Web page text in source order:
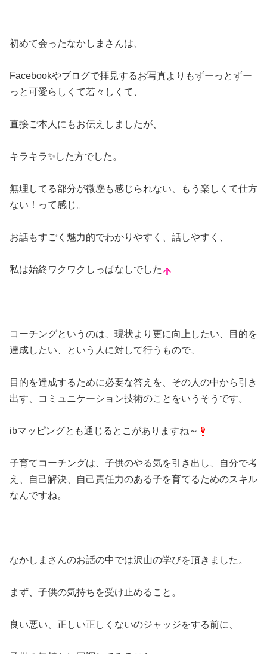
初めて会ったなかしまさんは、
Facebookやブログで拝見するお写真よりもずーっとずー
っと可愛らしくて若々しくて、
直接ご本人にもお伝えしましたが、
キラキラ✨した方でした。
無理してる部分が微塵も感じられない、もう楽しくて仕方
ない！って感じ。
お話もすごく魅力的でわかりやすく、話しやすく、
私は始終ワクワクしっぱなしでした
コーチングというのは、現状より更に向上したい、目的を
達成したい、という人に対して行うもので、
目的を達成するために必要な答えを、その人の中から引き
出す、コミュニケーション技術のことをいうそうです。
ibマッピングとも通じるとこがありますね～
子育てコーチングは、子供のやる気を引き出し、自分で考
え、自己解決、自己責任力のある子を育てるためのスキル
なんですね。
なかしまさんのお話の中では沢山の学びを頂きました。
まず、子供の気持ちを受け止めること。
良い悪い、正しい正しくないのジャッジをする前に、